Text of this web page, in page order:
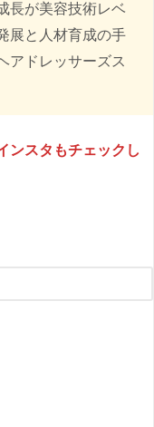
長が美容技術レベ
展と人材育成の手
アドレッサーズス
ンスタもチェックし